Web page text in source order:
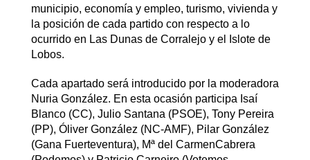
municipio, economía y empleo, turismo, vivienda y
la posición de cada partido con respecto a lo
ocurrido en Las Dunas de Corralejo y el Islote de
Lobos.
Cada apartado será introducido por la moderadora
Nuria González. En esta ocasión participa Isaí
Blanco (CC), Julio Santana (PSOE), Tony Pereira
(PP), Óliver González (NC-AMF), Pilar González
(Gana Fuerteventura), Mª del CarmenCabrera